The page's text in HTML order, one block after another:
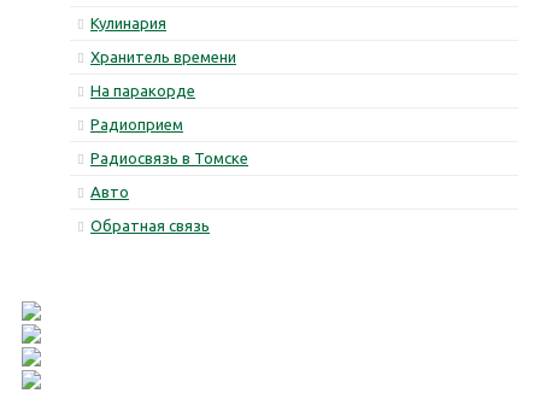
Кулинария
Хранитель времени
На паракорде
Радиоприем
Радиосвязь в Томске
Авто
Обратная связь